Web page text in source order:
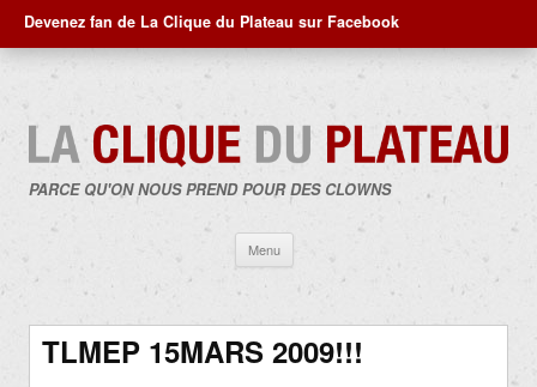
Devenez fan de La Clique du Plateau sur Facebook
PARCE QU'ON NOUS PREND POUR DES CLOWNS
Menu
contenu
TLMEP 15MARS 2009!!!